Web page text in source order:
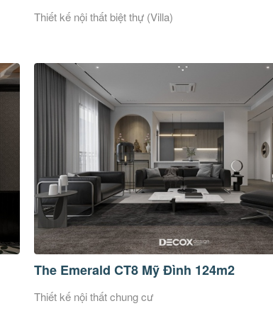
Thiết kế nội thất biệt thự (Villa)
The Emerald CT8 Mỹ Đình 124m2
Thiết kế nội thất chung cư